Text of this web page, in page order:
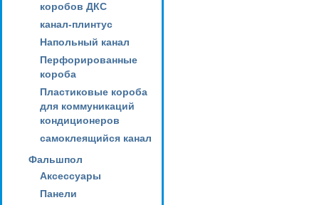
коробов ДКС
канал-плинтус
Напольный канал
Перфорированные
короба
Пластиковые короба
для коммуникаций
кондиционеров
самоклеящийся канал
Фальшпол
Аксессуары
Панели